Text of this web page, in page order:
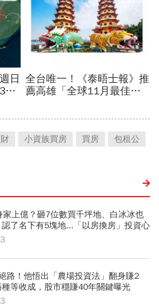
小資族買房 買房 包租公
家上億？砸7位數買千坪地、白冰冰也
了名下有5塊地...「以房換房」投資心
路！他悟出「農場投資法」翻身賺2
等收成，股市穩賺40年關鍵曝光